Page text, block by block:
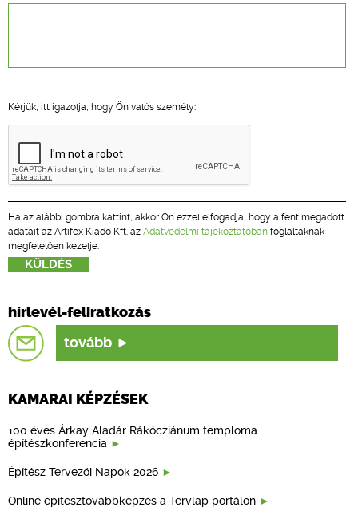
Kérjük, itt igazolja, hogy Ön valós személy:
Ha az alábbi gombra kattint, akkor Ön ezzel elfogadja, hogy a fent megadott
adatait az Artifex Kiadó Kft. az Adatvédelmi tájékoztatóban foglaltaknak
megfelelően kezelje.
hírlevél-feliratkozás
tovább
KAMARAI KÉPZÉSEK
100 éves Árkay Aladár Rákócziánum temploma
építészkonferencia
Építész Tervezői Napok 2026
Online építésztovábbképzés a Tervlap portálon